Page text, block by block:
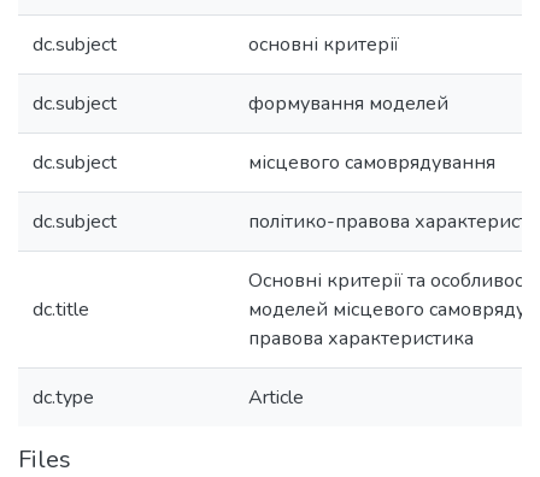
dc.subject основні критерії
dc.subject формування моделей
dc.subject місцевого самоврядування
dc.subject політико-правова
dc.title
Основні критерії та
моделей місцевого
правова характеристика
dc.type Article
Files